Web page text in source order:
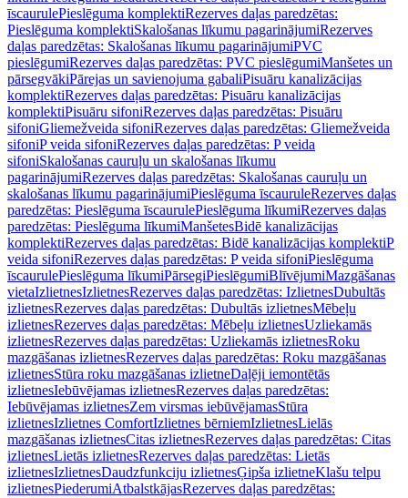
īscaurulePieslēguma komplektiRezerves daļas paredzētas:
Pieslēguma komplektiSkalošanas līkumu pagarinājumiRezerves
daļas paredzētas: Skalošanas līkumu pagarinājumiPVC
pieslēgumiRezerves daļas paredzētas: PVC pieslēgumiManšetes un
pārsegvākiPārejas un savienojuma gabaliPisuāru kanalizācijas
komplektiRezerves daļas paredzētas: Pisuāru kanalizācijas
komplektiPisuāru sifoniRezerves daļas paredzētas: Pisuāru
sifoniGliemežveida sifoniRezerves daļas paredzētas: Gliemežveida
sifoniP veida sifoniRezerves daļas paredzētas: P veida
sifoniSkalošanas cauruļu un skalošanas līkumu
pagarinājumiRezerves daļas paredzētas: Skalošanas cauruļu un
skalošanas līkumu pagarinājumiPieslēguma īscauruleRezerves daļas
paredzētas: Pieslēguma īscaurulePieslēguma līkumiRezerves daļas
paredzētas: Pieslēguma līkumiManšetesBidē kanalizācijas
komplektiRezerves daļas paredzētas: Bidē kanalizācijas komplektiP
veida sifoniRezerves daļas paredzētas: P veida sifoniPieslēguma
īscaurulePieslēguma līkumiPārsegiPieslēgumiBlīvējumiMazgāšanas
vietaIzlietnesIzlietnesRezerves daļas paredzētas: IzlietnesDubultās
izlietnesRezerves daļas paredzētas: Dubultās izlietnesMēbeļu
izlietnesRezerves daļas paredzētas: Mēbeļu izlietnesUzliekamās
izlietnesRezerves daļas paredzētas: Uzliekamās izlietnesRoku
mazgāšanas izlietnesRezerves daļas paredzētas: Roku mazgāšanas
izlietnesStūra roku mazgāšanas izlietneDaļēji iemontētās
izlietnesIebūvējamas izlietnesRezerves daļas paredzētas:
Iebūvējamas izlietnesZem virsmas iebūvējamasStūra
izlietnesIzlietnes ComfortIzlietnes bērniemIzlietnesLielās
mazgāšanas izlietnesCitas izlietnesRezerves daļas paredzētas: Citas
izlietnesLietās izlietnesRezerves daļas paredzētas: Lietās
izlietnesIzlietnesDaudzfunkciju izlietnesĢipša izlietneKlašu telpu
izlietnesPiederumiAtbalstkājasRezerves daļas paredzētas: